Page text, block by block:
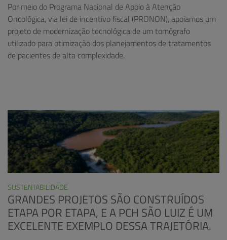
Por meio do Programa Nacional de Apoio à Atenção
Oncológica, via lei de incentivo fiscal (PRONON), apoiamos um
projeto de modernização tecnológica de um tomógrafo
utilizado para otimização dos planejamentos de tratamentos
de pacientes de alta complexidade.
SUSTENTABILIDADE
GRANDES PROJETOS SÃO CONSTRUÍDOS
ETAPA POR ETAPA, E A PCH SÃO LUIZ É UM
EXCELENTE EXEMPLO DESSA TRAJETÓRIA.